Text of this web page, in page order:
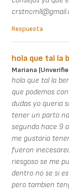
Respuesta
hola que tal la
Mariana
hola que tal la
que podemos
dudas yo queria
tener un parto
segunda hace 9
me gustaria
fueron
riesgoso se me
dentro no se si
pero tambien